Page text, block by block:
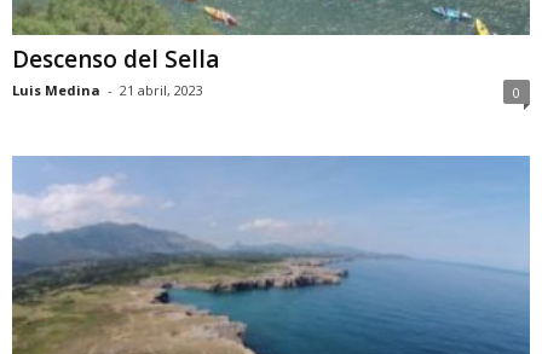
Descenso del Sella
Luis Medina - 21 abril, 2023 0